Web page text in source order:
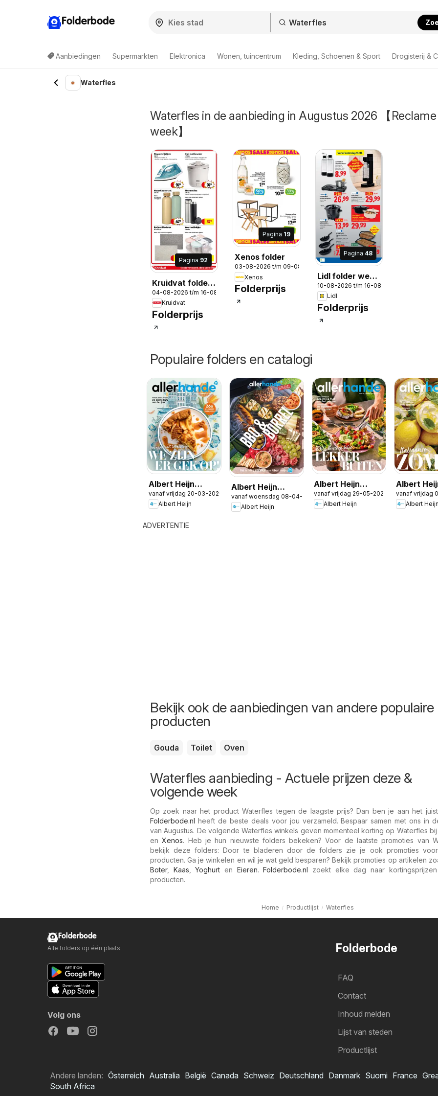
Folderbode
Aanbiedingen Supermarkten Elektronica Wonen, tuincentrum Kleding, Schoenen & Sport Drogisterij &
Waterfles
Waterfles in de aanbieding in Augustus 2026 【
week】
Pagina 92
Kruidvat folder
week 32
04-08-2026 t/m 16-08-2026
Kruidvat
Folderprijs
Pagina 19
Xenos folder
03-08-2026 t/m 09-08-2026
Xenos
Folderprijs
Pagina 48
Lidl folder week
33
10-08-2026 t/m 16-08-2026
Lidl
Folderprijs
Populaire folders en catalogi
Albert Heijn
folder -
Allerhande 2
vanaf vrijdag 20-03-2026
Albert Heijn
Albert Heijn
folder -
Allerhande BBQ
vanaf woensdag 08-04-2026
Albert Heijn
Albert Heijn
folder -
Allerhande 3
vanaf vrijdag 29-05-2026
Albert Heijn
Albert
folder -
Allerhande
vanaf vrijdag
Albert Heijn
ADVERTENTIE
Bekijk ook de aanbiedingen van andere populaire
producten
Gouda Toilet Oven
Waterfles aanbieding - Actuele prijzen deze &
volgende week
Op zoek naar het product Waterfles tegen de laagste prijs? Dan ben je aan het
Folderbode.nl heeft de beste deals voor jou verzameld. Bespaar samen met ons in
van Augustus. De volgende Waterfles winkels geven momenteel korting op Waterfles bij
enXenos. Heb je hun nieuwste folders bekeken? Voor de laatste promoties van
bekijk deze folders: Door te bladeren door de folders zie je ook promoties
producten. Ga je winkelen en wil je wat geld besparen? Bekijk promoties op artikelen
Boter, Kaas ,Yoghurt en Eieren.Folderbode.nl zoekt elke dag naar
producten.
Home Productlijst Waterfles
Folderbode
FAQ
Contact
Inhoud melden
Lijst van steden
Productlijst
Folderbode
Alle folders op één plaats
Volg ons
Andere landen: Österreich Australia België Canada Schweiz Deutschland Danmark Suomi France
South Africa